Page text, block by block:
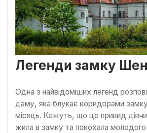
Легенди замку
Одна з найвідоміших легенд
даму, яка блукає коридорами замку
місяць. Кажуть, що це привид
жила в замку та покохала